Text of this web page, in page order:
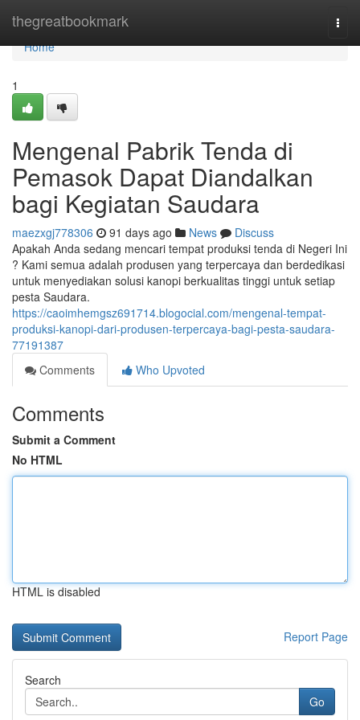
thegreatbookmark
Home
Home
1
Mengenal Pabrik Tenda di
Pemasok Dapat Diandalkan
bagi Kegiatan Saudara
maezxgj778306 91 days ago News
Discuss
Apakah Anda sedang mencari tempat produksi tenda di Negeri Ini
? Kami semua adalah produsen yang terpercaya dan berdedikasi
untuk menyediakan solusi kanopi berkualitas tinggi untuk setiap
pesta Saudara.
https://caoimhemgsz691714.blogocial.com/mengenal-tempat-
produksi-kanopi-dari-produsen-terpercaya-bagi-pesta-saudara-
77191387
Comments
Who Upvoted
Comments
Submit a Comment
No HTML
HTML is disabled
Report Page
Search
Go